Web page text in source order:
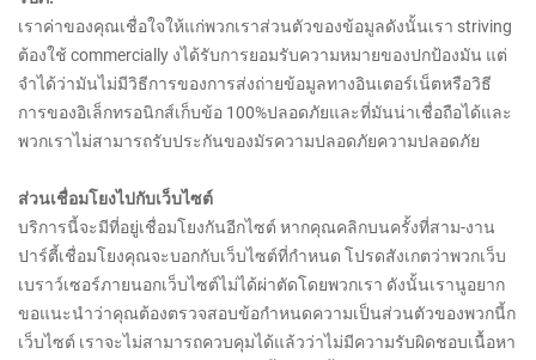
เราค่าของคุณเชื่อใจให้แก่พวกเราส่วนตัวของข้อมูลดังนั้นเรา striving
ต้องใช้ commercially งได้รับการยอมรับความหมายของปกป้องมัน แต่
จำได้ว่ามันไม่มีวิธีการของการส่งถ่ายข้อมูลทางอินเตอร์เน็ตหรือวิธี
การของอิเล็กทรอนิกส์เก็บข้อ 100%ปลอดภัยและที่มันน่าเชื่อถือได้และ
พวกเราไม่สามารถรับประกันของมัรความปลอดภัยความปลอดภัย
ส่วนเชื่อมโยงไปกับเว็บไซต์
บริการนี้จะมีที่อยู่เชื่อมโยงกันอีกไซต์ หากคุณคลิกบนครั้งที่สาม-งาน
ปาร์ตี้เชื่อมโยงคุณจะบอกกับเว็บไซต์ที่กำหนด โปรดสังเกตว่าพวกเว็บ
เบราว์เซอร์ภายนอกเว็บไซต์ไม่ได้ผ่าตัดโดยพวกเรา ดังนั้นเรานูอยาก
ขอแนะนำว่าคุณต้องตรวจสอบข้อกำหนดความเป็นส่วนตัวของพวกนี้ก
เว็บไซต์ เราจะไม่สามารถควบคุมได้แล้วว่าไม่มีความรับผิดชอบเนื้อหา